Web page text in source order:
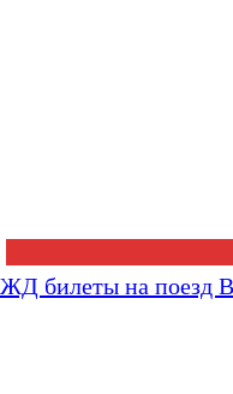
ЖД билеты на поезд